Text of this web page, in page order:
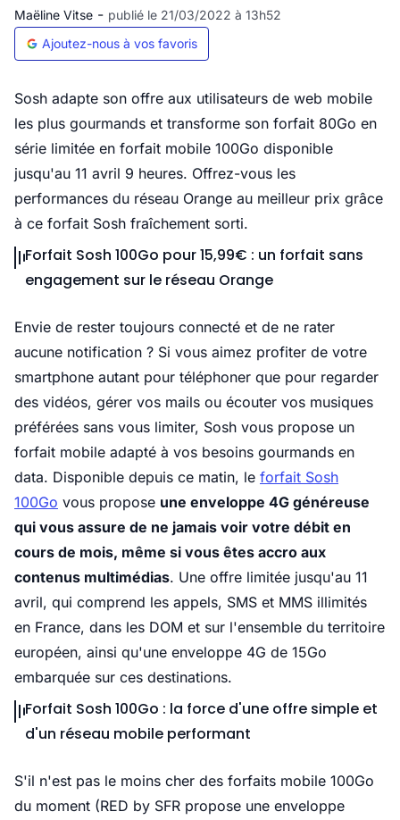
Maëline Vitse - publié le 21/03/2022 à 13h52
Ajoutez-nous à vos favoris
Sosh adapte son offre aux utilisateurs de web mobile
les plus gourmands et transforme son forfait 80Go en
série limitée en forfait mobile 100Go disponible
jusqu'au 11 avril 9 heures. Offrez-vous les
performances du réseau Orange au meilleur prix grâce
à ce forfait Sosh fraîchement sorti.
Forfait Sosh 100Go pour 15,99€ : un forfait sans
engagement sur le réseau Orange
Envie de rester toujours connecté et de ne rater
aucune notification ? Si vous aimez profiter de votre
smartphone autant pour téléphoner que pour regarder
des vidéos, gérer vos mails ou écouter vos musiques
préférées sans vous limiter, Sosh vous propose un
forfait mobile adapté à vos besoins gourmands en
data. Disponible depuis ce matin, le forfait Sosh
100Go vous propose une enveloppe 4G généreuse
qui vous assure de ne jamais voir votre débit en
cours de mois, même si vous êtes accro aux
contenus multimédias. Une offre limitée jusqu'au 11
avril, qui comprend les appels, SMS et MMS illimités
en France, dans les DOM et sur l'ensemble du territoire
européen, ainsi qu'une enveloppe 4G de 15Go
embarquée sur ces destinations.
Forfait Sosh 100Go : la force d'une offre simple et
d'un réseau mobile performant
S'il n'est pas le moins cher des forfaits mobile 100Go
du moment (RED by SFR propose une enveloppe